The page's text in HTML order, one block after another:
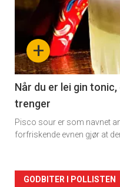
akkurat
nå
-
2
+
Når du er lei gin
trenger
Pisco sour er som navnet
forfriskende evnen gjør at
Forsiden
GODBITER I POLLISTEN